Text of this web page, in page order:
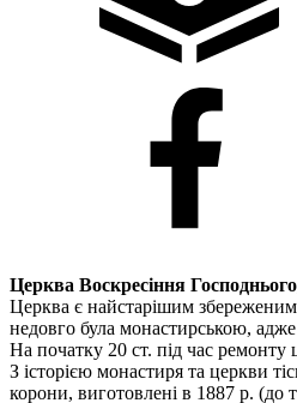
Церква Воскресіння
Церква є найстарішим
недовго була монастирською, адже
На початку 20 ст. під час ремонту
З історією монастиря та церкви
корони, виготовлені в 1887 р. (до